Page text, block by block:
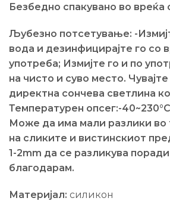
Безбедно спакувано во
Љубезно потсетување: -
вода и дезинфицирајте го со
употреба; Измијте го и по
на чисто и суво место.
директна сончева светлина
Температурен опсег:-
Може да има мали разлики во
на сликите и вистинскиот
1-2mm да се разликува
благодарам.
Материјал: силикон